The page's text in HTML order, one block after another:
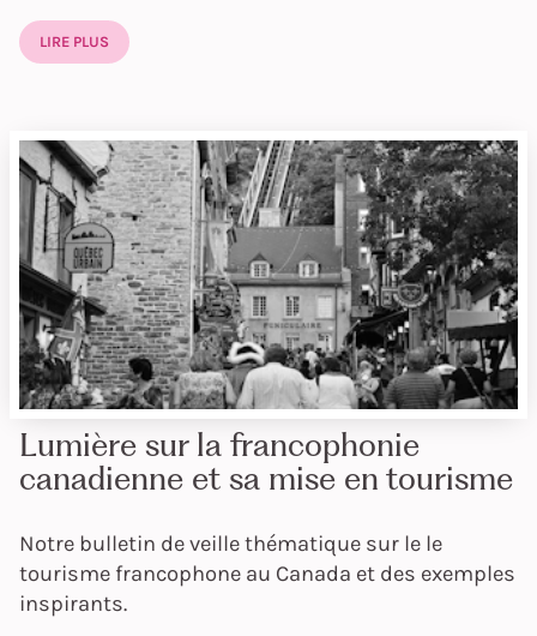
LIRE PLUS
Lumière sur la francophonie
canadienne et sa mise en tourisme
Notre bulletin de veille thématique sur le le
tourisme francophone au Canada et des exemples
inspirants.